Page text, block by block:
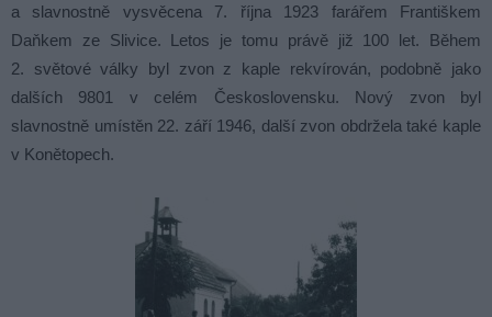
a slavnostně vysvěcena 7. října 1923 farářem Františkem
Daňkem ze Slivice. Letos je tomu právě již 100 let. Během
2. světové války byl zvon z kaple rekvírován, podobně jako
dalších 9801 v celém Československu. Nový zvon byl
slavnostně umístěn 22. září 1946, další zvon obdržela také kaple
v Konětopech.